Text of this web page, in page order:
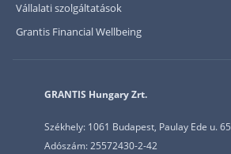
Vállalati szolgáltatások
Grantis Financial Wellbeing
GRANTIS Hungary Zrt.
Székhely: 1061 Budapest, Paulay Ede u. 65
Adószám: 25572430-2-42